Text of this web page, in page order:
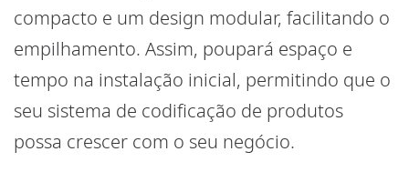
compacto e um design modular, facilitando o
empilhamento. Assim, poupará espaço e
tempo na instalação inicial, permitindo que o
seu sistema de codificação de produtos
possa crescer com o seu negócio.